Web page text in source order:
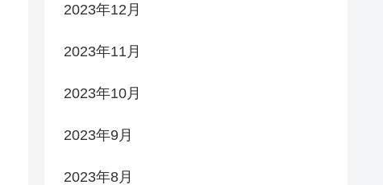
2023年12月
2023年11月
2023年10月
2023年9月
2023年8月